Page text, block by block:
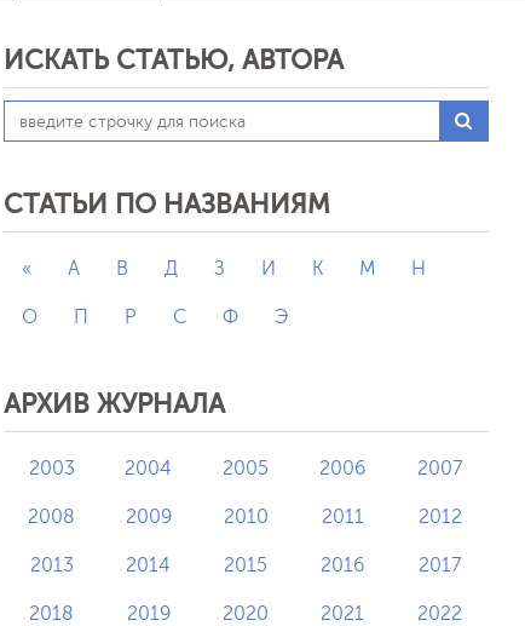
ИСКАТЬ СТАТЬЮ, АВТОРА
СТАТЬИ ПО НАЗВАНИЯМ
« А В Д З И К М Н
О П Р С Ф Э
АРХИВ ЖУРНАЛА
2003 2004 2005 2006 2007
2008 2009 2010 2011 2012
2013 2014 2015 2016 2017
2018 2019 2020 2021 2022